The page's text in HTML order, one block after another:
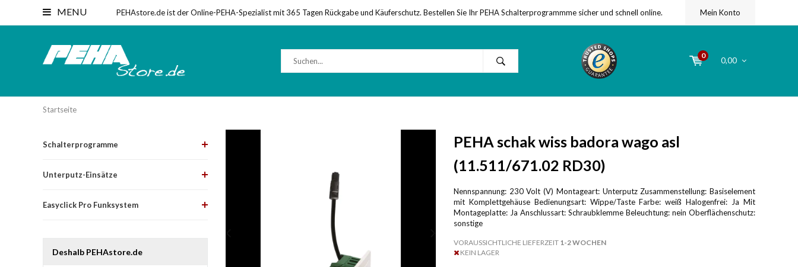
MENU PEHAstore.de ist der Online-PEHA-Spezialist mit 365 Tagen Rückgabe und Käuferschutz. Bestellen Sie Ihr PEHA Schalterprogrammme sicher und schnell online. Mein Konto
0
0,00
Startseite
Schalterprogramme
Unterputz-Einsätze
Easyclick Pro Funksystem
Deshalb PEHAstore.de
PEHA schak wiss badora wago asl
(11.511/671.02 RD30)
Nennspannung: 230 Volt (V) Montageart: Unterputz Zusammenstellung: Basiselement
mit Komplettgehäuse Bedienungsart: Wippe/Taste Farbe: weiß Halogenfrei: Ja Mit
Montageplatte: Ja Anschlussart: Schraubklemme Beleuchtung: nein Oberflächenschutz:
sonstige
VORAUSSICHTLICHE LIEFERZEIT1-2 WOCHEN
KEIN LAGER